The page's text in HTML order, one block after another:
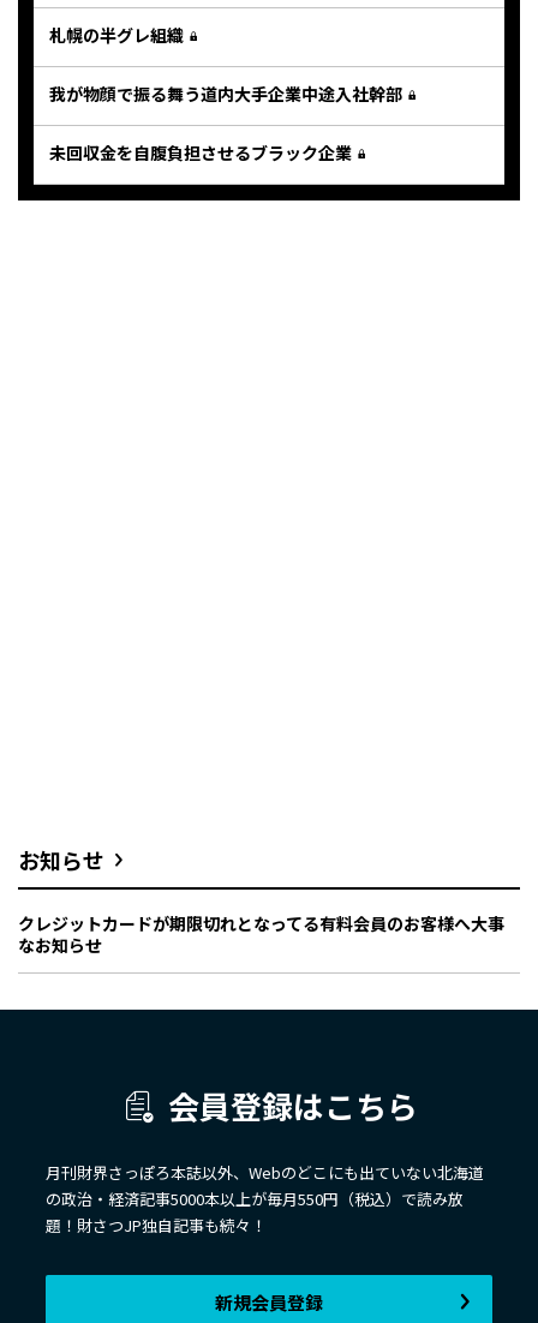
札幌の半グレ組織
我が物顔で振る舞う道内大手企業中途入社幹部
未回収金を自腹負担させるブラック企業
お知らせ
クレジットカードが期限切れとなってる有料会員のお客様へ大事
なお知らせ
会員登録はこちら
月刊財界さっぽろ本誌以外、Webのどこにも出ていない北海道
の政治・経済記事5000本以上が毎月550円（税込）で読み放
題！財さつJP独自記事も続々！
新規会員登録